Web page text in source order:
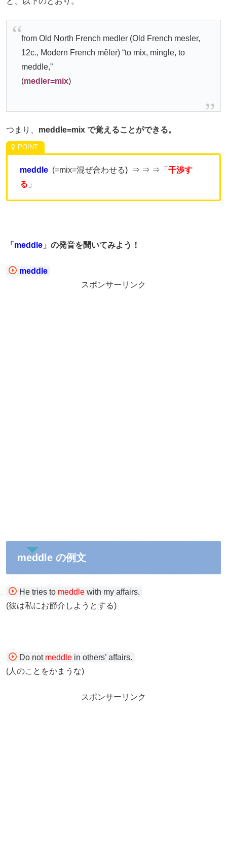
from Old North French medler(Old French mesler,
12c., Modern French mêler) “to mix, mingle, to
meddle,”
(medler=mix)
つまり、 meddle=mix で覚えることができる。
meddle (=mix=混ぜ合わせる) ⇒ ⇒ ⇒「 干渉す
る 」
「 meddle 」の発音を聞いてみよう！
meddle
スポンサーリンク
meddle の例文
He tries to meddlewith my affairs.
(彼は私にお節介しようとする)
Do not meddlein others’ affairs.
(人のことをかまうな)
スポンサーリンク